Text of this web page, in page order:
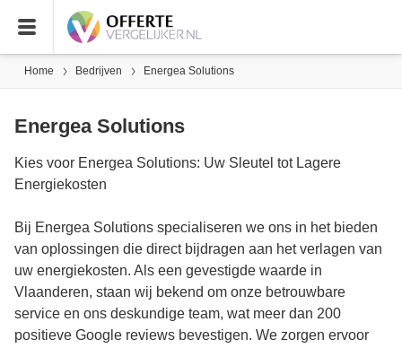
Home Bedrijven Energea Solutions
Energea Solutions
Kies voor Energea Solutions: Uw Sleutel tot Lagere
Energiekosten
Bij Energea Solutions specialiseren we ons in het bieden
van oplossingen die direct bijdragen aan het verlagen van
uw energiekosten. Als een gevestigde waarde in
Vlaanderen, staan wij bekend om onze betrouwbare
service en ons deskundige team, wat meer dan 200
positieve Google reviews bevestigen. We zorgen ervoor